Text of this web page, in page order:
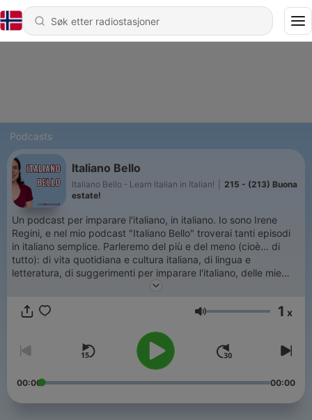
Podcasts
Italiano Bello
Italiano Bello - Learn Italian in Italian!
215 - (213) Buona
estate!
Un podcast per imparare l'italiano, in italiano. Io sono Irene
Regini, e nel mio podcast "Italiano Bello" troverai tanti episodi
in italiano semplice. Parleremo del più e del meno (cioè... di
tutto): di vita quotidiana e cultura italiana, di lingua e
letteratura, di suggerimenti per imparare l'italiano, delle mie
riflessioni personali e... tanto altro! Ascolta gli episodi e iscriviti
miei consigli per studiare l'italiano in modo efficace:
Volum 1 x
00:00 00:00